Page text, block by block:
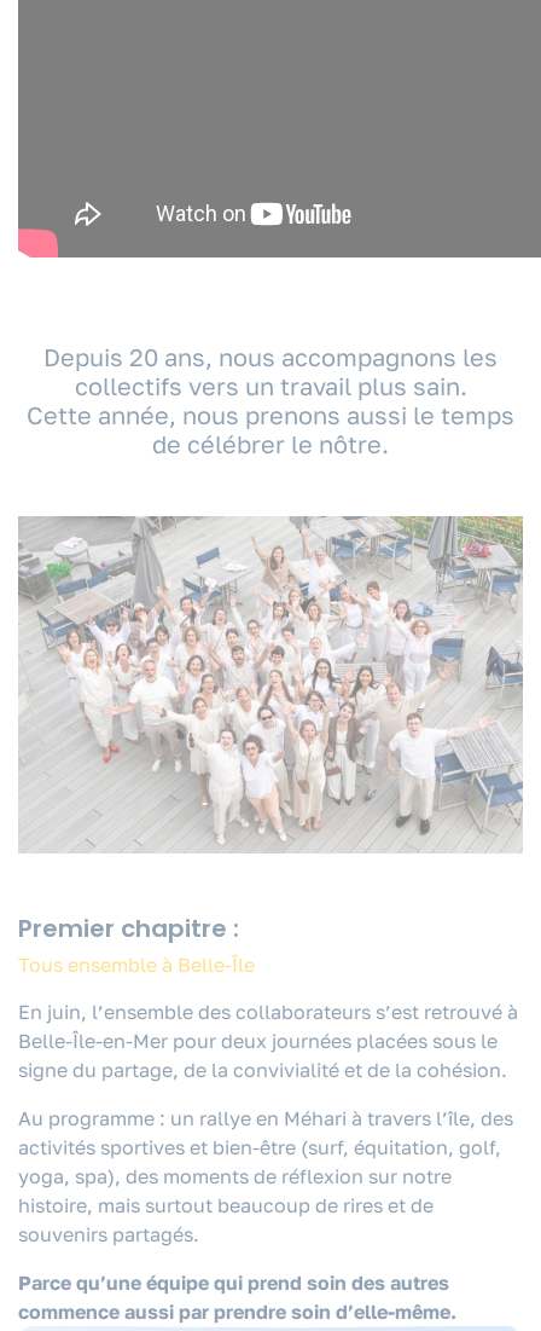
Depuis 20 ans, nous accompagnons les
collectifs vers un travail plus sain.
Cette année, nous prenons aussi le temps
de célébrer le nôtre.
Premier chapitre :
Tous ensemble à Belle-Île
En juin, l’ensemble des collaborateurs s’est retrouvé à
Belle-Île-en-Mer pour deux journées placées sous le
signe du partage, de la convivialité et de la cohésion.
Au programme : un rallye en Méhari à travers l’île, des
activités sportives et bien-être (surf, équitation, golf,
yoga, spa), des moments de réflexion sur notre
histoire, mais surtout beaucoup de rires et de
souvenirs partagés.
Parce qu’une équipe qui prend soin des autres
commence aussi par prendre soin d’elle-même.